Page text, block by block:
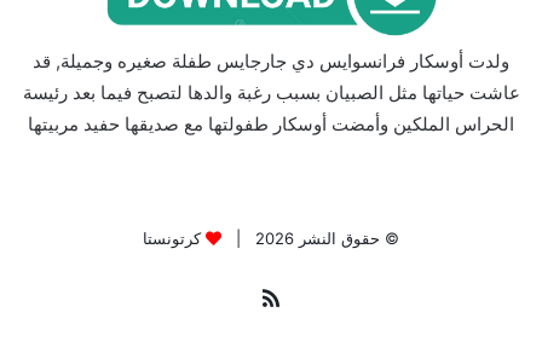
ولدت أوسكار فرانسوايس دي جارجايس طفلة صغيره وجميلة, قد
عاشت حياتها مثل الصبيان بسبب رغبة والدها لتصبح فيما بعد رئيسة
الحراس الملكين وأمضت أوسكار طفولتها مع صديقها حفيد مربيتها
© حقوق النشر 2026 | كرتونستا
ملخص